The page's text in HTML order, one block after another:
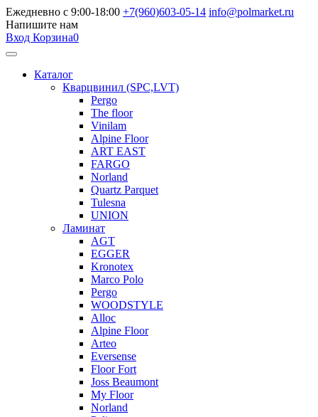
Ежедневно с 9:00-18:00 +7(960)603-05-14 info@polmarket.ru
Напишите нам
Вход Корзина0
Каталог
Кварцвинил (SPC,LVT)
Pergo
The floor
Vinilam
Alpine Floor
ART EAST
FARGO
Norland
Quartz Parquet
Tulesna
UNION
Ламинат
AGT
EGGER
Kronotex
Marco Polo
Pergo
WOODSTYLE
Alloc
Alpine Floor
Arteo
Eversense
Floor Fort
Joss Beaumont
My Floor
Norland